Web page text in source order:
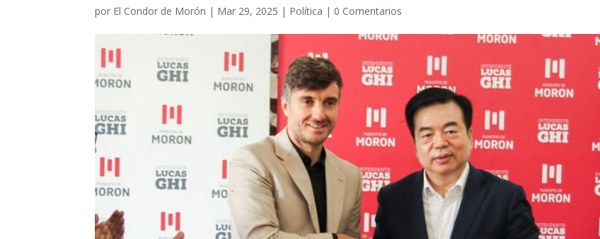
por El Condor de Morón | Mar 29, 2025 | Política | 0 Comentarios